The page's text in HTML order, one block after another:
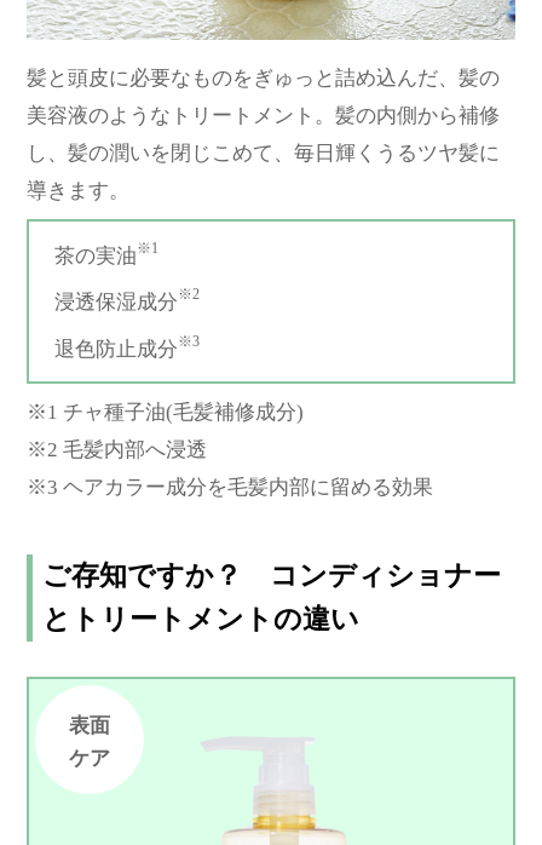
髪と頭皮に必要なものをぎゅっと詰め込んだ、髪の
美容液のようなトリートメント。髪の内側から補修
し、髪の潤いを閉じこめて、毎日輝くうるツヤ髪に
導きます。
茶の実油※1
浸透保湿成分※2
退色防止成分※3
※1 チャ種子油(毛髪補修成分)
※2 毛髪内部へ浸透
※3 ヘアカラー成分を毛髪内部に留める効果
ご存知ですか？ コンディショナー
とトリートメントの違い